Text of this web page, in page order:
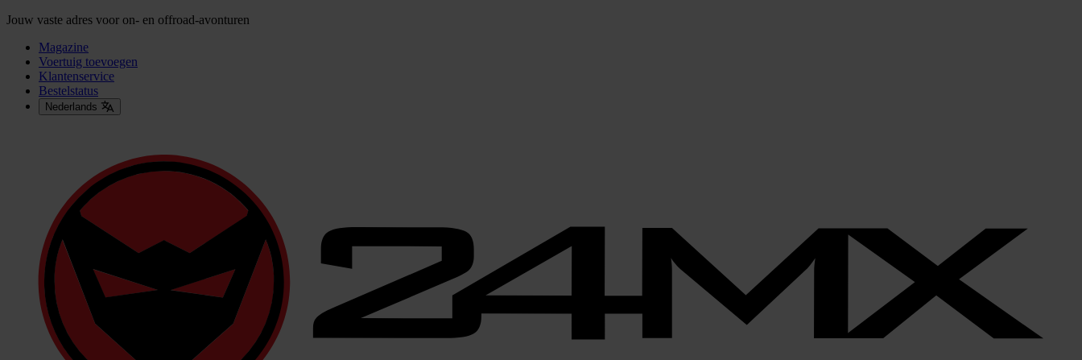
Jouw vaste adres voor on- en offroad-avonturen
Magazine
Voertuig toevoegen
Klantenservice
Bestelstatus
Nederlands